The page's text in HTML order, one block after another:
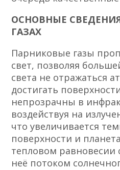
ОСНОВНЫЕ
ГАЗАХ
Парниковые газы
свет, позволяя
света не отражаться
достигать
непрозрачны в
воздействуя на
что увеличивается
поверхности и
тепловом
неё потоком